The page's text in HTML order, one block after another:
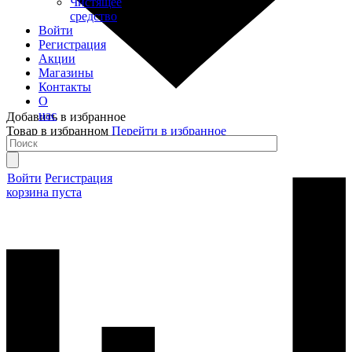
средство
Войти
Регистрация
Акции
Магазины
Контакты
О
нас
Войти Регистрация
корзина пуста
Добавить в избранное
Товар в избранном Перейти в избранное